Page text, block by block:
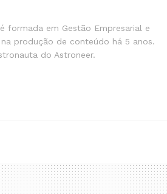
formada em Gestão Empresarial e
produção de conteúdo há 5 anos.
do Astroneer.